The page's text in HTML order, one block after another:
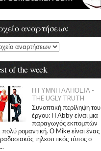
αναρτήσεων
of the week
Η ΓΥΜΝΗ ΑΛΗΘΕΙΑ -
THE UGLY TRUTH
Συνοπτική περίληψη του
έργου: Η Abby είναι μια
παραγωγός εκπομπών
πολύ ρομαντική. Ο Mike είναι ένας
τηλεοπτικός τύπος ο